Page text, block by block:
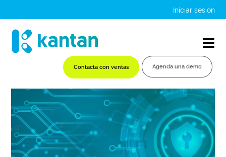
Iniciar sesión
Contacta con ventas Agenda una demo